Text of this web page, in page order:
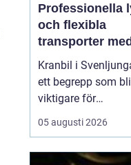
Professionella
och flexibla
transporter med
kranbil i
Kranbil i
ett begrepp som
viktigare för
byggföretag,
industrier och
05 augusti 2026